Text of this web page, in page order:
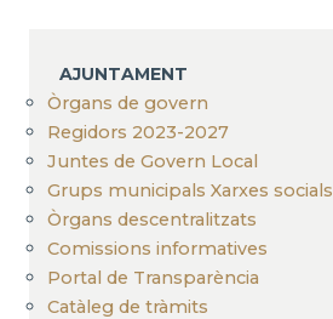
PERFIL
DEL
CONTRACTANT
ANUNCIS
AJUNTAMENT
Òrgans de govern
Regidors 2023-2027
Juntes de Govern Local
Grups municipals Xarxes socials
Òrgans descentralitzats
Comissions informatives
Portal de Transparència
Catàleg de tràmits